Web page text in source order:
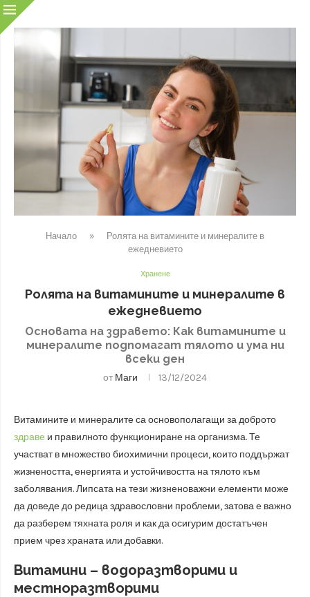
Начало »
Ролята на витамините и минералите в
ежедневието
Хранене
Ролята на витамините и минералите в
ежедневието
Основата на здравето: Как витамините и
минералите подпомагат тялото и ума ни
всеки ден
от Маги 13/12/2024
Витамините и минералите са основополагащи за доброто
здраве и правилното функциониране на организма. Те
участват в множество биохимични процеси, които поддържат
жизнеността, енергията и устойчивостта на тялото към
заболявания. Липсата на тези жизненоважни елементи може
да доведе до редица здравословни проблеми, затова е важно
да разберем тяхната роля и как да осигурим достатъчен
прием чрез храната или добавки.
Витамини – водоразтворими и
местноразтворими